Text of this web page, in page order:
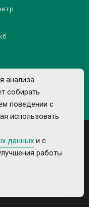
сайта
данных
необходимые лицензии и
анализа
собирать
поведении с
использовать
данных и с
работы